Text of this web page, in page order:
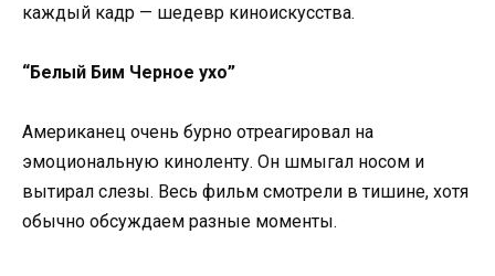
каждый кадр — шедевр киноискусства.
“Белый Бим Черное ухо”
Американец очень бурно отреагировал на
эмоциональную киноленту. Он шмыгал носом и
вытирал слезы. Весь фильм смотрели в тишине, хотя
обычно обсуждаем разные моменты.